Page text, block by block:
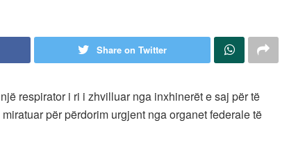
Share on Twitter
respirator i ri i zhvilluar nga inxhinerët e saj për të
për përdorim urgjent nga organet federale të